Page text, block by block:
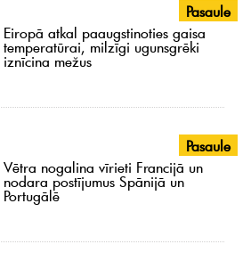
Pasaule
Eiropā atkal paaugstinoties gaisa
temperatūrai, milzīgi ugunsgrēki
iznīcina mežus
Pasaule
Vētra nogalina vīrieti Francijā un
nodara postījumus Spānijā un
Portugālē